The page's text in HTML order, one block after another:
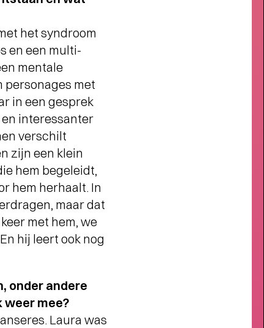
ONTWIKKELINGEN
RENOVATIE DE
OOSTERPOORT
het syndroom
en een multi-
mentale
personages met
in een gesprek
en interessanter
verschilt
zijn een klein
hem begeleidt,
hem herhaalt. In
maar dat
met hem, we
hij leert ook nog
onder andere
weer mee?
Laura was